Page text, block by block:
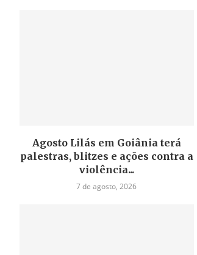
Agosto Lilás em Goiânia terá
palestras, blitzes e ações contra a
violência...
7 de agosto, 2026